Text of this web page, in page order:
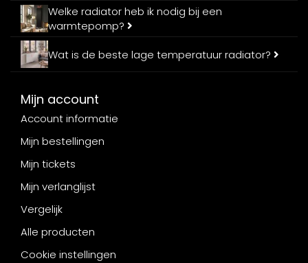
Welke radiator heb ik nodig bij een
warmtepomp?
Wat is de beste lage temperatuur radiator?
Mijn account
Account informatie
Mijn bestellingen
Mijn tickets
Mijn verlanglijst
Vergelijk
Alle producten
Cookie instellingen